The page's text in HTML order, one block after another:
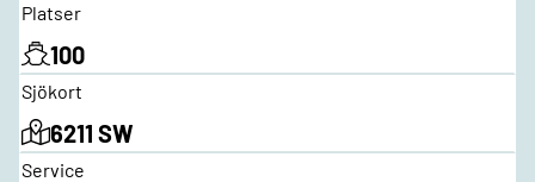
Platser
100
Sjökort
6211 SW
Service